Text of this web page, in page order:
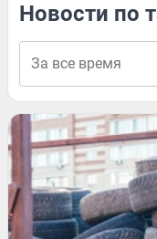
Новости по